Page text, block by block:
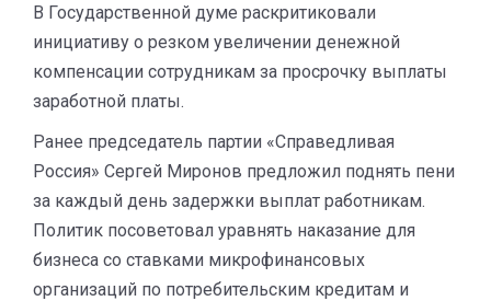
В Государственной думе раскритиковали
инициативу о резком увеличении денежной
компенсации сотрудникам за просрочку выплаты
заработной платы.
Ранее председатель партии «Справедливая
Россия» Сергей Миронов предложил поднять пени
за каждый день задержки выплат работникам.
Политик посоветовал уравнять наказание для
бизнеса со ставками микрофинансовых
организаций по потребительским кредитам и